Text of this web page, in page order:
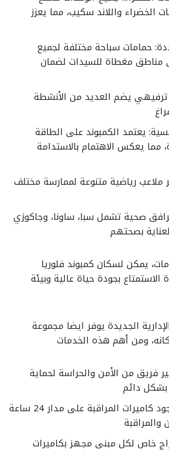
الخضراء واللاند سكيب، مما يعزز
حمامات سباحة مختلفة لجميع
مناطق مغطاة للسيدات لضمان
يضم العديد من الأنشطة
يعتمد الكمبوند على الطاقة
مما يعكس الاهتمام بالاستدامة
ملاعب رياضية متنوعة لممارسة مختلف
صحية تشمل سبا، ساونا، وجاكوزي
بصحتهم
يمكن لسكان كمبوند فلوريا
الاستمتاع بجودة حياة عالية وبيئة
الجديدة يوفر ايضا مجموعة
ومن أهم هذه الخدمات
فريق من الأمن والحراسة لحماية
بشكل دائم
كاميرات المراقبة: وجود كاميرات المراقبة على مدار 24 ساعة
والمراقبة
خاص لكل مبنى مجهز بكاميرات